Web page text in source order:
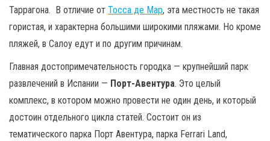
Таррагона. В отличие от Тосса де Мар, эта местность не такая
гористая, и характерна большими широкими пляжами. Но кроме
пляжей, в Салоу едут и по другим причинам.
Главная достопримечательность городка — крупнейший парк
развлечений в Испании — Порт-Авентура. Это целый
комплекс, в котором можно провести не один день, и который
достоин отдельного цикла статей. Состоит он из
тематического парка Порт Авентура, парка Ferrari Land,